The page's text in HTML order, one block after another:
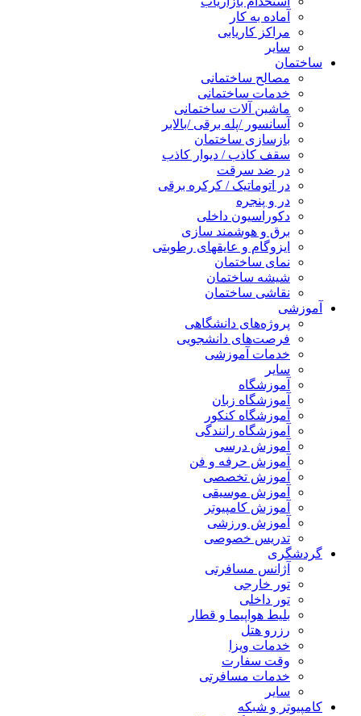
آماده به کار
مراکز کاریابی
سایر
ساختمان
مصالح ساختمانی
خدمات ساختمانی
ماشین آلات ساختمانی
آسانسور /پله برقی /بالابر
بازسازی ساختمان
سقف کاذب / دیوار کاذب
در ضد سرقت
در اتوماتیک / کرکره برقی
در و پنجره
دکوراسیون داخلی
برق و هوشمند سازی
ایزوگام و عایقهای رطوبتی
نمای ساختمان
شیشه ساختمان
نقاشی ساختمان
آموزشی
پروژه‌های دانشگاهی
فرصت‌های دانشجویی
خدمات آموزشی
سایر
آموزشگاه
آموزشگاه زبان
آموزشگاه کنکور
آموزشگاه رانندگی
آموزش درسی
آموزش حرفه و فن
آموزش تخصصی
آموزش موسیقی
آموزش کامپیوتر
آموزش ورزشی
تدریس خصوصی
گردشگری
آژانس مسافرتی
تور خارجی
تور داخلی
بلیط هواپیما و قطار
رزرو هتل
خدمات ویزا
وقت سفارت
خدمات مسافرتی
سایر
کامپیوتر و شبکه